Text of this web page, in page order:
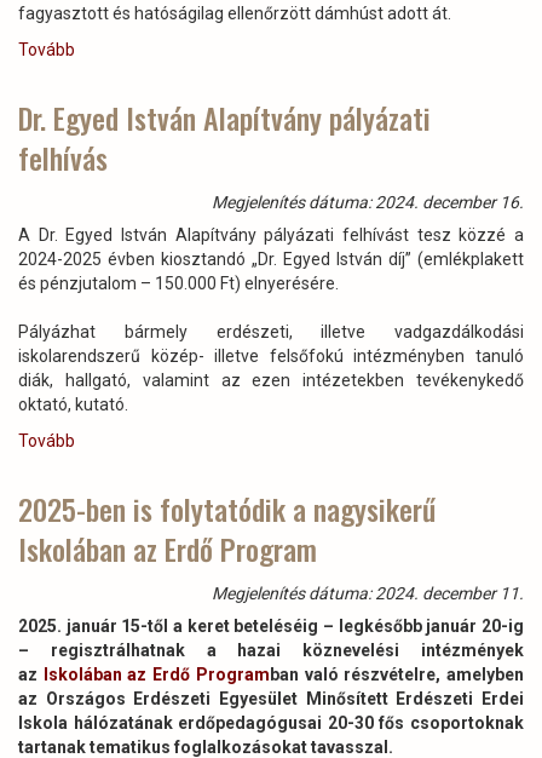
fagyasztott és hatóságilag ellenőrzött dámhúst adott át.
Tovább
a
HEIM
PÁL
GYERMEKKÓRHÁZNAK)
Dr. Egyed István Alapítvány pályázati
felhívás
Megjelenítés dátuma: 2024. december 16.
A Dr. Egyed István Alapítvány pályázati felhívást tesz közzé a
2024-2025 évben kiosztandó „Dr. Egyed István díj” (emlékplakett
és pénzjutalom – 150.000 Ft) elnyerésére.
Pályázhat bármely erdészeti, illetve vadgazdálkodási
iskolarendszerű közép- illetve felsőfokú intézményben tanuló
diák, hallgató, valamint az ezen intézetekben tevékenykedő
oktató, kutató.
Tovább
Alapítvány
pályázati
felhívás)
2025-ben is folytatódik a nagysikerű
Iskolában az Erdő Program
Megjelenítés dátuma: 2024. december 11.
2025. január 15-től a keret beteléséig – legkésőbb január 20-ig
– regisztrálhatnak a hazai köznevelési intézmények
az
Iskolában az Erdő Program ban való részvételre, amelyben
az Országos Erdészeti Egyesület Minősített Erdészeti Erdei
Iskola hálózatának erdőpedagógusai 20-30 fős csoportoknak
tartanak tematikus foglalkozásokat tavasszal.